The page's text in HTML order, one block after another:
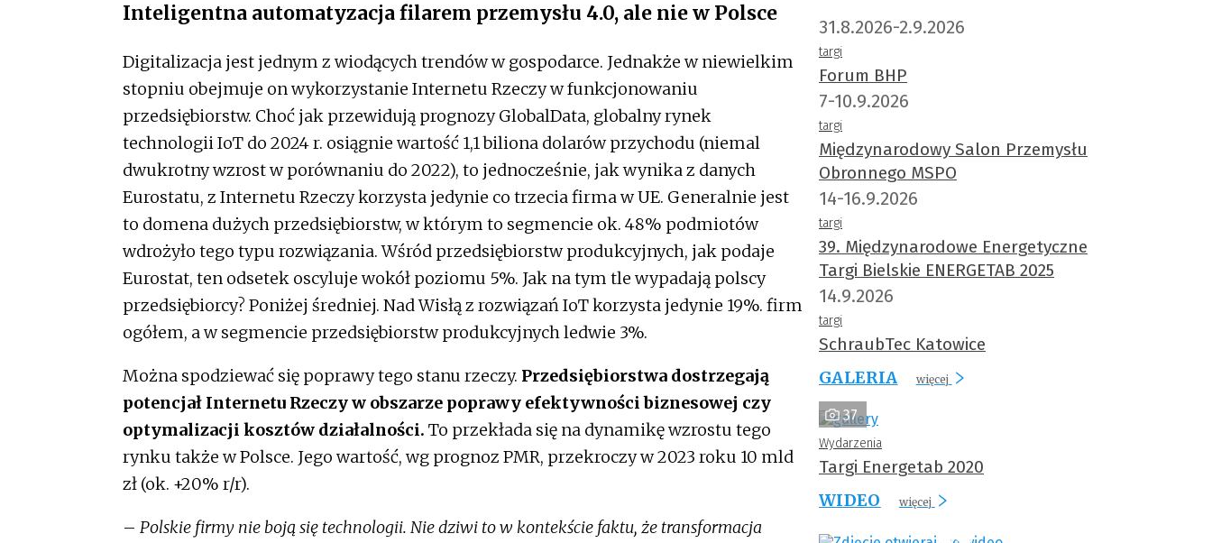
Inteligentna automatyzacja filarem przemysłu 4.0, ale nie w Polsce
Digitalizacja jest jednym z wiodących trendów w gospodarce. Jednakże w niewielkim
stopniu obejmuje on wykorzystanie Internetu Rzeczy w funkcjonowaniu
przedsiębiorstw. Choć jak przewidują prognozy GlobalData, globalny rynek
technologii IoT do 2024 r. osiągnie wartość 1,1 biliona dolarów przychodu (niemal
dwukrotny wzrost w porównaniu do 2022), to jednocześnie, jak wynika z danych
Eurostatu, z Internetu Rzeczy korzysta jedynie co trzecia firma w UE. Generalnie jest
to domena dużych przedsiębiorstw, w którym to segmencie ok. 48% podmiotów
wdrożyło tego typu rozwiązania. Wśród przedsiębiorstw produkcyjnych, jak podaje
Eurostat, ten odsetek oscyluje wokół poziomu 5%. Jak na tym tle wypadają polscy
przedsiębiorcy? Poniżej średniej. Nad Wisłą z rozwiązań IoT korzysta jedynie 19%. firm
ogółem, a w segmencie przedsiębiorstw produkcyjnych ledwie 3%.
Można spodziewać się poprawy tego stanu rzeczy. Przedsiębiorstwa dostrzegają
potencjał Internetu Rzeczy w obszarze poprawy efektywności biznesowej czy
optymalizacji kosztów działalności. To przekłada się na dynamikę wzrostu tego
rynku także w Polsce. Jego wartość, wg prognoz PMR, przekroczy w 2023 roku 10 mld
zł (ok. +20% r/r).
– Polskie firmy nie boją się technologii. Nie dziwi to w kontekście faktu, że transformacja
31.8.2026-2.9.2026
targi
Forum BHP
7-10.9.2026
targi
Międzynarodowy Salon Przemysłu
Obronnego MSPO
14-16.9.2026
targi
39. Międzynarodowe Energetyczne
Targi Bielskie ENERGETAB 2025
14.9.2026
targi
SchraubTec Katowice
GALERIA
więcej
37
Wydarzenia
Targi Energetab 2020
WIDEO
więcej